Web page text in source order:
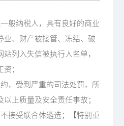
般纳税人，具有良好的商业
业、财产被接管、冻结、破
列入失信被执行人名单，
；
，受到严重的司法处罚，所
上质量及安全责任事故；
接受联合体遴选；【特别重